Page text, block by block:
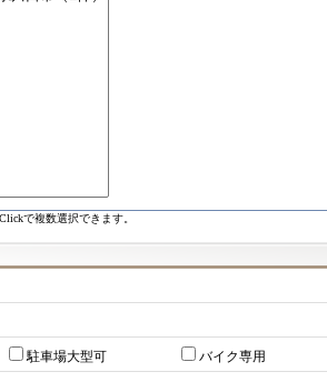
で複数選択できます。
駐車場大型可 バイク専用